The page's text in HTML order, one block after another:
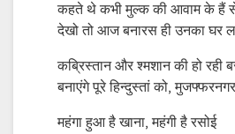
कहते थे कभी मुल्क की आवाम के हैं
देखो तो आज बनारस ही उनका घर
कब्रिस्तान और श्मशान की हो रही
बनाएंगे पूरे हिन्दुस्तां को,
महंगा हुआ है खाना, महंगी है रसोई